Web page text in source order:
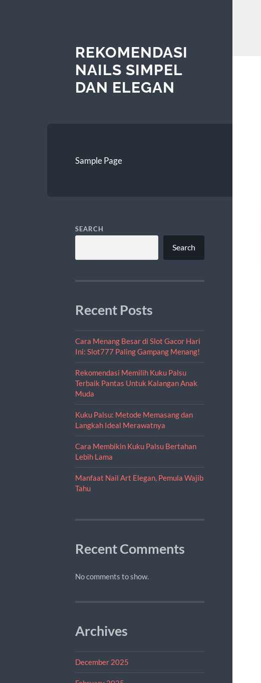
REKOMENDASI
NAILS SIMPEL
DAN ELEGAN
Sample Page
SEARCH
Search
Recent Posts
Cara Menang Besar di Slot Gacor Hari
Ini: Slot777 Paling Gampang Menang!
Rekomendasi Memilih Kuku Palsu
Terbaik Pantas Untuk Kalangan Anak
Muda
Kuku Palsu: Metode Memasang dan
Langkah Ideal Merawatnya
Cara Membikin Kuku Palsu Bertahan
Lebih Lama
Manfaat Nail Art Elegan, Pemula Wajib
Tahu
Recent Comments
No comments to show.
Archives
December 2025